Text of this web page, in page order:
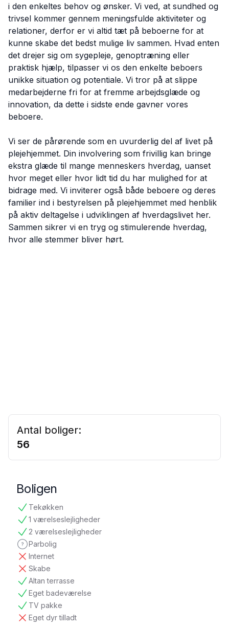
i den enkeltes behov og ønsker. Vi ved, at sundhed og
trivsel kommer gennem meningsfulde aktiviteter og
relationer, derfor er vi altid tæt på beboerne for at
kunne skabe det bedst mulige liv sammen. Hvad enten
det drejer sig om sygepleje, genoptræning eller
praktisk hjælp, tilpasser vi os den enkelte beboers
unikke situation og potentiale. Vi tror på at slippe
medarbejderne fri for at fremme arbejdsglæde og
innovation, da dette i sidste ende gavner vores
beboere.
Vi ser de pårørende som en uvurderlig del af livet på
plejehjemmet. Din involvering som frivillig kan bringe
ekstra glæde til mange menneskers hverdag, uanset
hvor meget eller hvor lidt tid du har mulighed for at
bidrage med. Vi inviterer også både beboere og deres
familier ind i bestyrelsen på plejehjemmet med henblik
på aktiv deltagelse i udviklingen af hverdagslivet her.
Sammen sikrer vi en tryg og stimulerende hverdag,
hvor alle stemmer bliver hørt.
Antal boliger:
56
Boligen
Tekøkken
tilgængelig
1 værelseslejligheder
tilgængelig
2 værelseslejligheder
tilgængelig
Parbolig
ikke oplyst
Internet
ikke tilgængelig
Skabe
ikke tilgængelig
Altan terrasse
tilgængelig
Eget badeværelse
tilgængelig
TV pakke
tilgængelig
Eget dyr tilladt
ikke tilgængelig